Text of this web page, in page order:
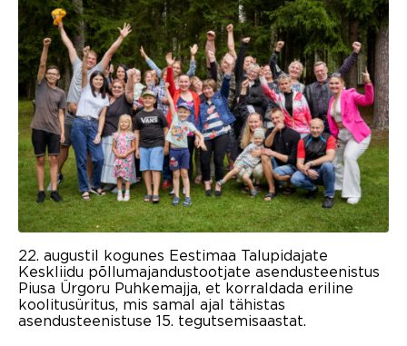
22. augustil kogunes Eestimaa Talupidajate
Keskliidu põllumajandustootjate asendusteenistus
Piusa Ürgoru Puhkemajja, et korraldada eriline
koolitusüritus, mis samal ajal tähistas
asendusteenistuse 15. tegutsemisaastat.